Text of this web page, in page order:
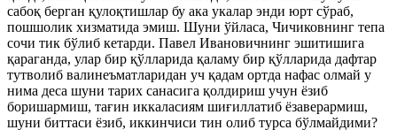
сабоқ берган қулоқтишлар бу ака укалар энди юрт сўраб,
пошшолик хизматида эмиш. Шуни ўйласа, Чичиковнинг тепа
сочи тик бўлиб кетарди. Павел Ивановичнинг эшитишига
қараганда, улар бир қўлларида қаламу бир қўлларида дафтар
тутволиб валинеъматларидан уч қадам ортда нафас олмай у
нима деса шуни тарих санасига қолдириш учун ёзиб
боришармиш, тағин иккаласиям шиғиллатиб ёзаверармиш,
шуни биттаси ёзиб, иккинчиси тин олиб турса бўлмайдими?